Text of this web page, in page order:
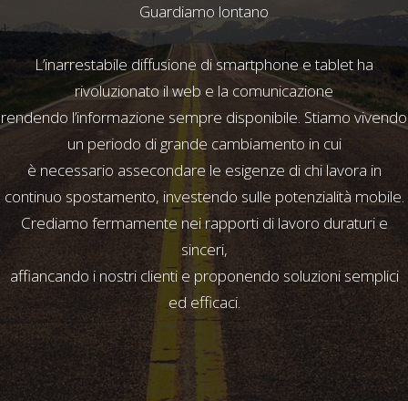
Guardiamo lontano
L’inarrestabile diffusione di smartphone e tablet ha
rivoluzionato il web e la comunicazione
rendendo l’informazione sempre disponibile. Stiamo vivendo
un periodo di grande cambiamento in cui
è necessario assecondare le esigenze di chi lavora in
continuo spostamento, investendo sulle potenzialità mobile.
Crediamo fermamente nei rapporti di lavoro duraturi e
sinceri,
affiancando i nostri clienti e proponendo soluzioni semplici
ed efficaci.